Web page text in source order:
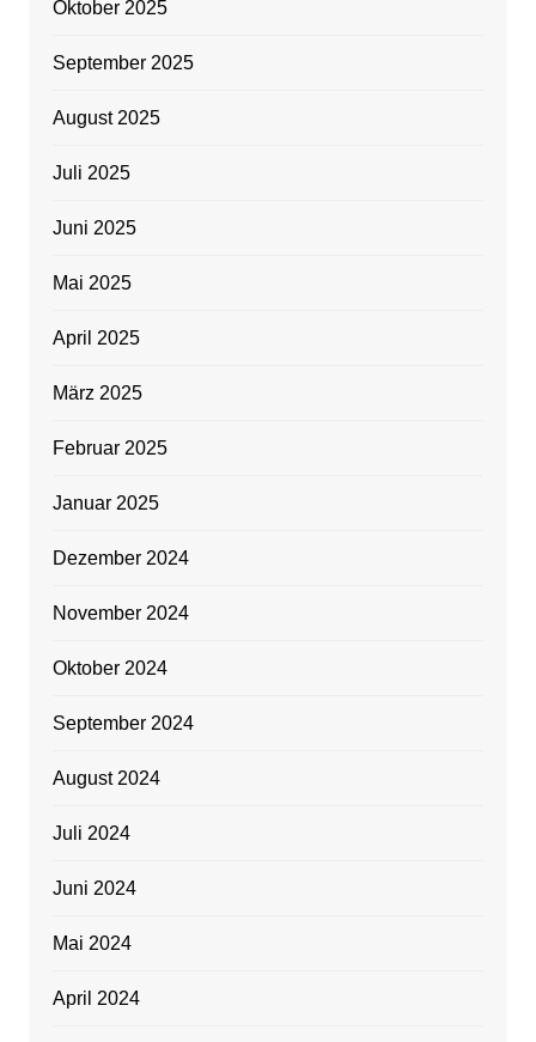
Oktober 2025
September 2025
August 2025
Juli 2025
Juni 2025
Mai 2025
April 2025
März 2025
Februar 2025
Januar 2025
Dezember 2024
November 2024
Oktober 2024
September 2024
August 2024
Juli 2024
Juni 2024
Mai 2024
April 2024